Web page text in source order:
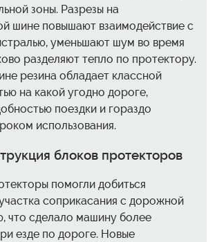
зоны. Разрезы на
шине повышают взаимодействие с
уменьшают шум во время
разделяют тепло по протектору.
резина обладает классной
на какой угодно дороге,
поездки и гораздо
использования.
блоков протекторов
помогли добиться
соприкасания с дорожной
что сделало машину более
езде по дороге. Новые